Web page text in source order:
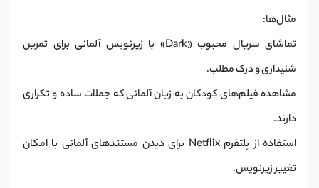
مثال‌ها:
تماشای سریال محبوب «Dark» با زیرنویس آلمانی برای تمرین
شنیداری و درک مطلب.
مشاهده فیلم‌های کودکان به زبان آلمانی که جملات ساده و تکراری
دارند.
استفاده از پلتفرم Netflix برای دیدن مستندهای آلمانی با امکان
تغییر زیرنویس.